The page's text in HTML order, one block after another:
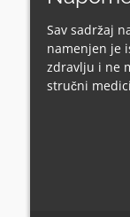
Sav sadržaj
namenjen je
zdravlju i ne
stručni